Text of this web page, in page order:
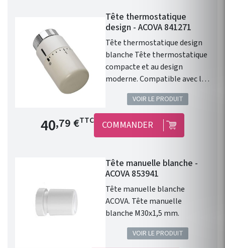
fonctionnelle. Kit
robinetterie compatible avec
chauffage central Fassane
Prem's ACOVA .
Tête thermostatique
design - ACOVA 841271
Tête thermostatique design
blanche Tête thermostatique
compacte et au design
moderne. Compatible avec les
radiateurs eau chaude ACOVA.
Type de raccord : M30 x1,5.
Finition : Blanc. 46 Couleurs en
option. Cette tête
thermostatique design
avec précision de la
température d'un radiateur ou
d'un sèche serviette à eau
chaude.
VOIR LE PRODUIT
Prix de base
40,79 €TTC COMMANDER
Tête manuelle blanche -
ACOVA 853941
Tête manuelle blanche
ACOVA. Tête manuelle
blanche M30x1,5 mm.
VOIR LE PRODUIT